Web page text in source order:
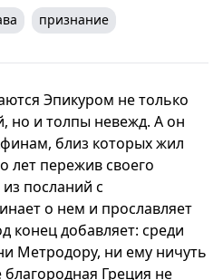
признание
Эпикуром не только
но и толпы невежд. А он
близ которых жил
лет пережив своего
посланий с
о нем и прославляет
конец добавляет: среди
Метродору, ни ему ничуть
Греция не